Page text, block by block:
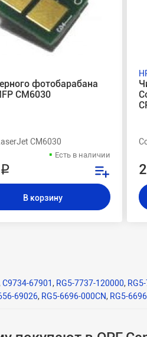
фотобарабана
CM6030
CM6030
Есть в наличии
В корзину
C9734-67901, RG5-7737-120000,
69026, RG5-6696-000CN, RG5-